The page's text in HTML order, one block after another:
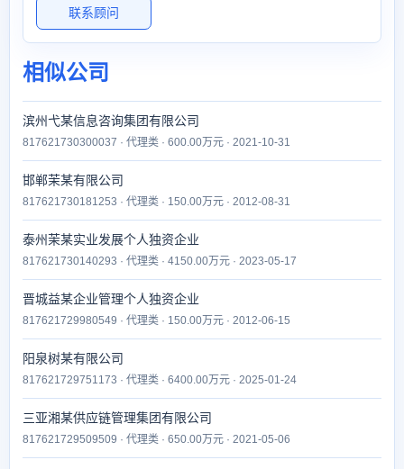
联系顾问
相似公司
滨州弋某信息咨询集团有限公司
817621730300037 · 代理类 · 600.00万元 · 2021-10-31
邯郸茉某有限公司
817621730181253 · 代理类 · 150.00万元 · 2012-08-31
泰州茉某实业发展个人独资企业
817621730140293 · 代理类 · 4150.00万元 · 2023-05-17
晋城益某企业管理个人独资企业
817621729980549 · 代理类 · 150.00万元 · 2012-06-15
阳泉树某有限公司
817621729751173 · 代理类 · 6400.00万元 · 2025-01-24
三亚湘某供应链管理集团有限公司
817621729509509 · 代理类 · 650.00万元 · 2021-05-06